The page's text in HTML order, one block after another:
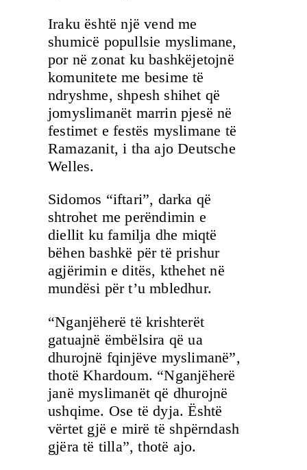
Iraku është një vend me
shumicë popullsie myslimane,
por në zonat ku bashkëjetojnë
komunitete me besime të
ndryshme, shpesh shihet që
jomyslimanët marrin pjesë në
festimet e festës myslimane të
Ramazanit, i tha ajo Deutsche
Welles.
Sidomos “iftari”, darka që
shtrohet me perëndimin e
diellit ku familja dhe miqtë
bëhen bashkë për të prishur
agjërimin e ditës, kthehet në
mundësi për t’u mbledhur.
“Nganjëherë të krishterët
gatuajnë ëmbëlsira që ua
dhurojnë fqinjëve myslimanë”,
thotë Khardoum. “Nganjëherë
janë myslimanët që dhurojnë
ushqime. Ose të dyja. Është
vërtet gjë e mirë të shpërndash
gjëra të tilla”, thotë ajo.